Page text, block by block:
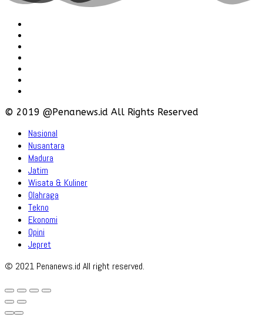
© 2019 @Penanews.id All Rights Reserved
Nasional
Nusantara
Madura
Jatim
Wisata & Kuliner
Olahraga
Tekno
Ekonomi
Opini
Jepret
© 2021 Penanews.id All right reserved.